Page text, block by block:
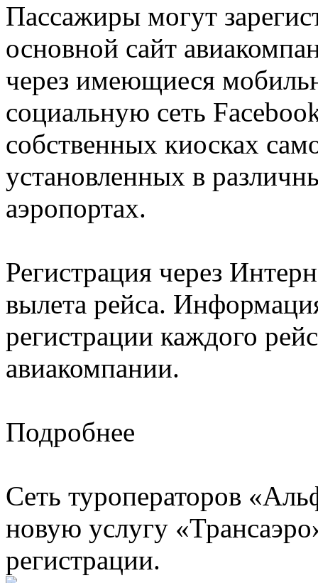
Пассажиры могут
основной сайт
через имеющиеся
социальную сеть
собственных киосках
установленных в
аэропортах.
Регистрация через
вылета рейса.
регистрации каждого
авиакомпании.
Подробнее
Сеть туроператоров
новую услугу
регистрации.